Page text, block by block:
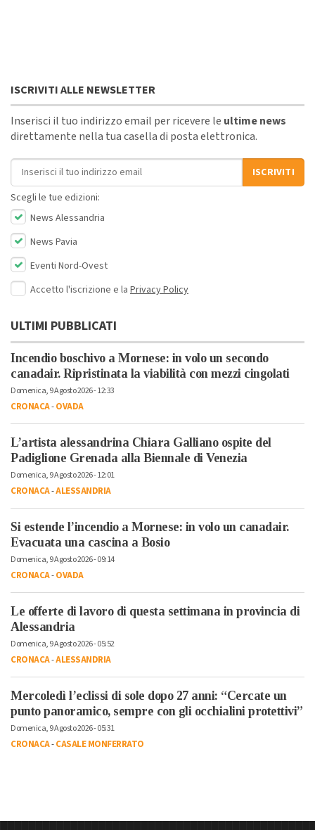
ISCRIVITI ALLE NEWSLETTER
Inserisci il tuo indirizzo email per ricevere le ultime news
direttamente nella tua casella di posta elettronica.
Indirizzo email
ISCRIVITI
Scegli le tue edizioni:
News Alessandria
News Pavia
Eventi Nord-Ovest
Accetto l'iscrizione e la Privacy Policy
ULTIMI PUBBLICATI
Incendio boschivo a Mornese: in volo un secondo
canadair. Ripristinata la viabilità con mezzi cingolati
Domenica, 9 Agosto 2026 - 12:33
CRONACA-OVADA
L’artista alessandrina Chiara Galliano ospite del
Padiglione Grenada alla Biennale di Venezia
Domenica, 9 Agosto 2026 - 12:01
CRONACA-ALESSANDRIA
Si estende l’incendio a Mornese: in volo un canadair.
Evacuata una cascina a Bosio
Domenica, 9 Agosto 2026 - 09:14
CRONACA-OVADA
Le offerte di lavoro di questa settimana in provincia di
Alessandria
Domenica, 9 Agosto 2026 - 05:52
CRONACA-ALESSANDRIA
Mercoledì l’eclissi di sole dopo 27 anni: “Cercate un
punto panoramico, sempre con gli occhialini protettivi”
Domenica, 9 Agosto 2026 - 05:31
CRONACA-CASALE MONFERRATO